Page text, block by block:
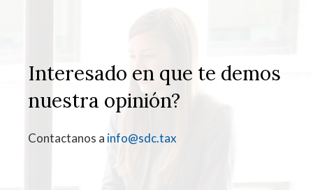
Interesado en que te demos
nuestra opinión?
Contactanos a info@sdc.tax